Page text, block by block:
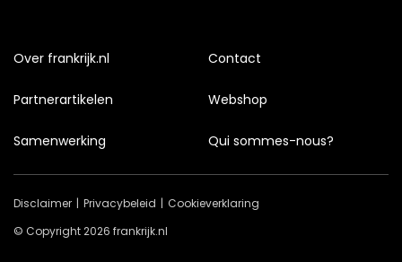
Over frankrijk.nl
Partnerartikelen
Samenwerking
Contact
Webshop
Qui sommes-nous?
© Copyright 2026 frankrijk.nl
Disclaimer Privacybeleid Cookieverklaring